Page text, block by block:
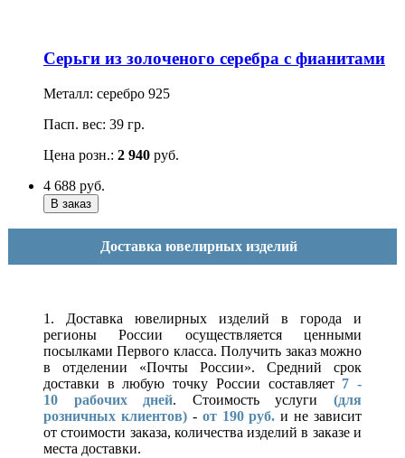
Серьги из золоченого серебра с фианитами
Металл: серебро 925
Пасп. вес: 39 гр.
Цена розн.: 2 940 руб.
4 688 руб.
Доставка ювелирных изделий
1. Доставка ювелирных изделий в города и
регионы России осуществляется ценными
посылками Первого класса. Получить заказ можно
в отделении «Почты России». Средний срок
доставки в любую точку России составляет 7 -
10 рабочих дней. Стоимость услуги(для
розничных клиентов)- от 190 руб. и не зависит
от стоимости заказа, количества изделий в заказе и
места доставки.